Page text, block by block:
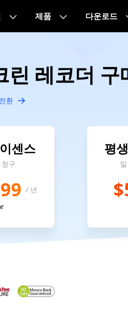
제품 다운로드
레코더 구
환
센스
구
/ 년
평